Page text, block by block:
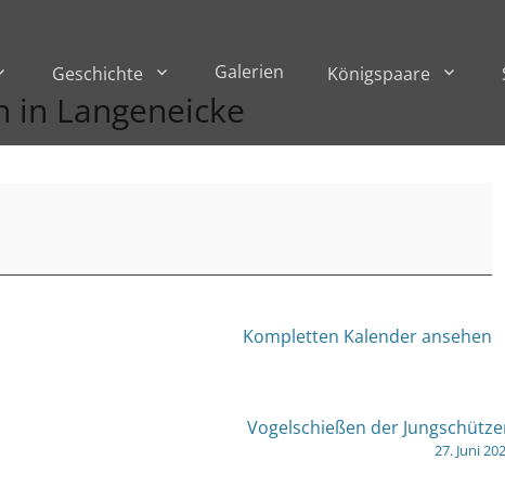
Geschichte Galerien Königspaare
in Langeneicke
Kompletten Kalender ansehen
Vogelschießen der
27. Juni